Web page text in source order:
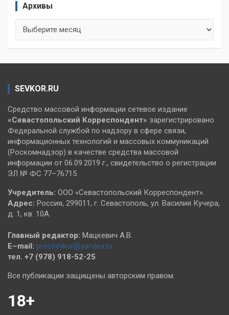
Архивы
SEVKOR.RU
Средство массовой информации сетевое издание
«Севастопольский Корреспондент» зарегистрировано
Федеральной службой по надзору в сфере связи,
информационных технологий и массовых коммуникаций
(Роскомнадзор) в качестве средства массовой
информации от 06.09.2019 г., свидетельство о регистрации
ЭЛ № ФС 77–76715
Учредитель: ООО «Севастопольский Корреспондент».
Адрес: Россия, 299011, г. Севастополь, ул. Василия Кучера,
д. 1, кв. 10А
Главный редактор: Мацкевич А.В.
E–mail: pressevkor@yandex.ru
тел. +7 (978) 918-52-25
Все публикации защищены авторским правом.
18+